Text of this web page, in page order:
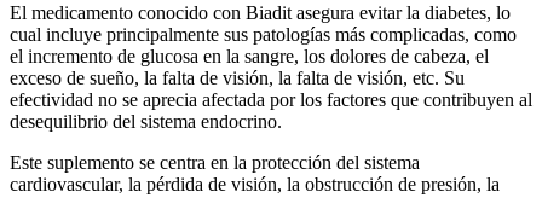
El medicamento conocido con Biadit asegura evitar la diabetes, lo
cual incluye principalmente sus patologías más complicadas, como
el incremento de glucosa en la sangre, los dolores de cabeza, el
exceso de sueño, la falta de visión, la falta de visión, etc. Su
efectividad no se aprecia afectada por los factores que contribuyen al
desequilibrio del sistema endocrino.
Este suplemento se centra en la protección del sistema
cardiovascular, la pérdida de visión, la obstrucción de presión, la